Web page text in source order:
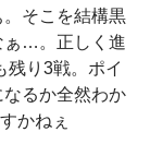
そこを結構黒
ぁ…。正しく進
残り3戦。ポイ
るか全然わか
かねぇ